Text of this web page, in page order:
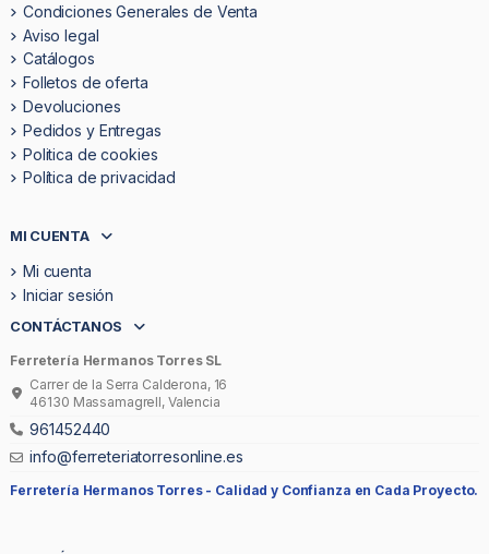
Condiciones Generales de Venta
Aviso legal
Catálogos
Folletos de oferta
Devoluciones
Pedidos y Entregas
Politica de cookies
Política de privacidad
MI CUENTA
Mi cuenta
Iniciar sesión
CONTÁCTANOS
Ferretería Hermanos Torres SL
Carrer de la Serra Calderona, 16
46130 Massamagrell, Valencia
961452440
info@ferreteriatorresonline.es
Ferretería Hermanos Torres - Calidad y Confianza en Cada Proyecto.